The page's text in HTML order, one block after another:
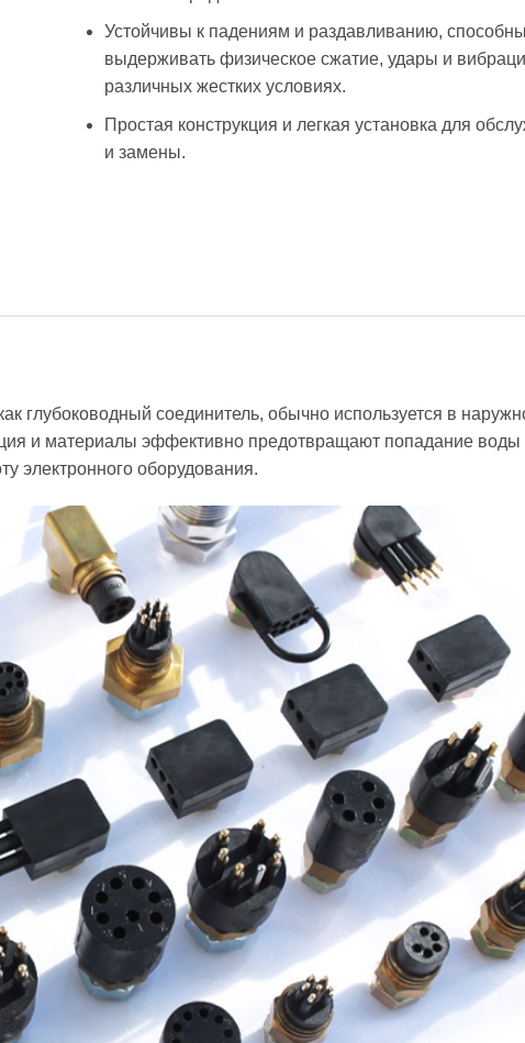
Устойчивы к падениям и раздавливанию, способны
выдерживать физическое сжатие, удары и
различных жестких условиях.
Простая конструкция и легкая установка для
и замены.
глубоководный соединитель, обычно используется в
и материалы эффективно предотвращают попадание воды
электронного оборудования.